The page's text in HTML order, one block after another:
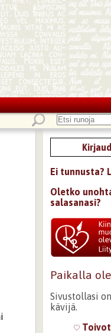
Ei tunnusta?
Oletko
salasanasi?
Paikalla
Sivustollasi
kävijä.